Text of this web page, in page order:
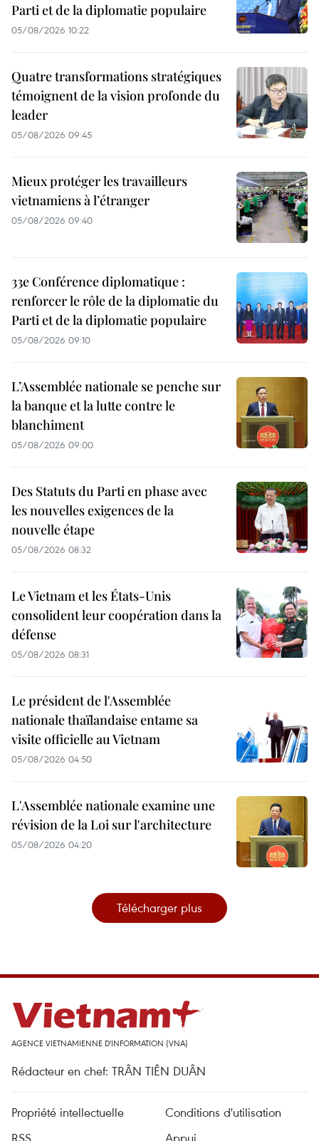
Parti et de la diplomatie populaire
05/08/2026 10:22
Quatre transformations stratégiques
témoignent de la vision profonde du
leader
05/08/2026 09:45
Mieux protéger les travailleurs
vietnamiens à l’étranger
05/08/2026 09:40
33e Conférence diplomatique :
renforcer le rôle de la diplomatie du
Parti et de la diplomatie populaire
05/08/2026 09:10
L’Assemblée nationale se penche sur
la banque et la lutte contre le
blanchiment
05/08/2026 09:00
Des Statuts du Parti en phase avec
les nouvelles exigences de la
nouvelle étape
05/08/2026 08:32
Le Vietnam et les États-Unis
consolident leur coopération dans la
défense
05/08/2026 08:31
Le président de l'Assemblée
nationale thaïlandaise entame sa
visite officielle au Vietnam
05/08/2026 04:50
L'Assemblée nationale examine une
révision de la Loi sur l'architecture
05/08/2026 04:20
Télécharger plus
AGENCE VIETNAMIENNE D'INFORMATION (VNA)
Rédacteur en chef: TRÂN TIÊN DUÂN
Propriété intellectuelle
Conditions d'utilisation
RSS
Appui